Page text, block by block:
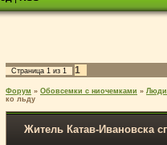
Страница 1 из 1 1
Форум » Обовсемки с ниочемками »
ко льду
Житель Катав-Ивановска